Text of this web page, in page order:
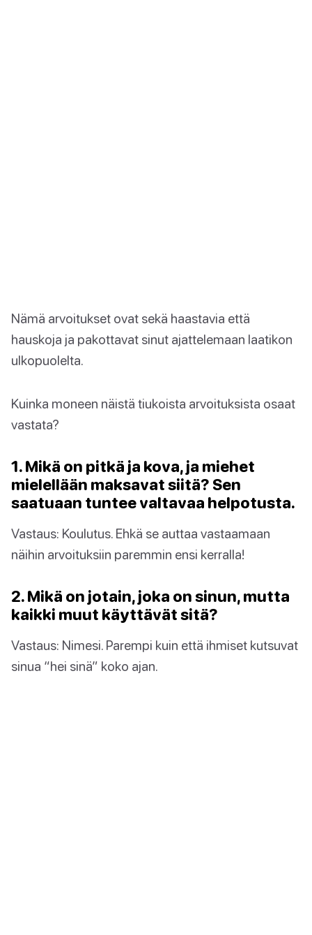
Nämä arvoitukset ovat sekä haastavia että
hauskoja ja pakottavat sinut ajattelemaan laatikon
ulkopuolelta.
Kuinka moneen näistä tiukoista arvoituksista osaat
vastata?
1. Mikä on pitkä ja kova, ja miehet
mielellään maksavat siitä? Sen
saatuaan tuntee valtavaa helpotusta.
Vastaus: Koulutus. Ehkä se auttaa vastaamaan
näihin arvoituksiin paremmin ensi kerralla!
2. Mikä on jotain, joka on sinun, mutta
kaikki muut käyttävät sitä?
Vastaus: Nimesi. Parempi kuin että ihmiset kutsuvat
sinua “hei sinä” koko ajan.